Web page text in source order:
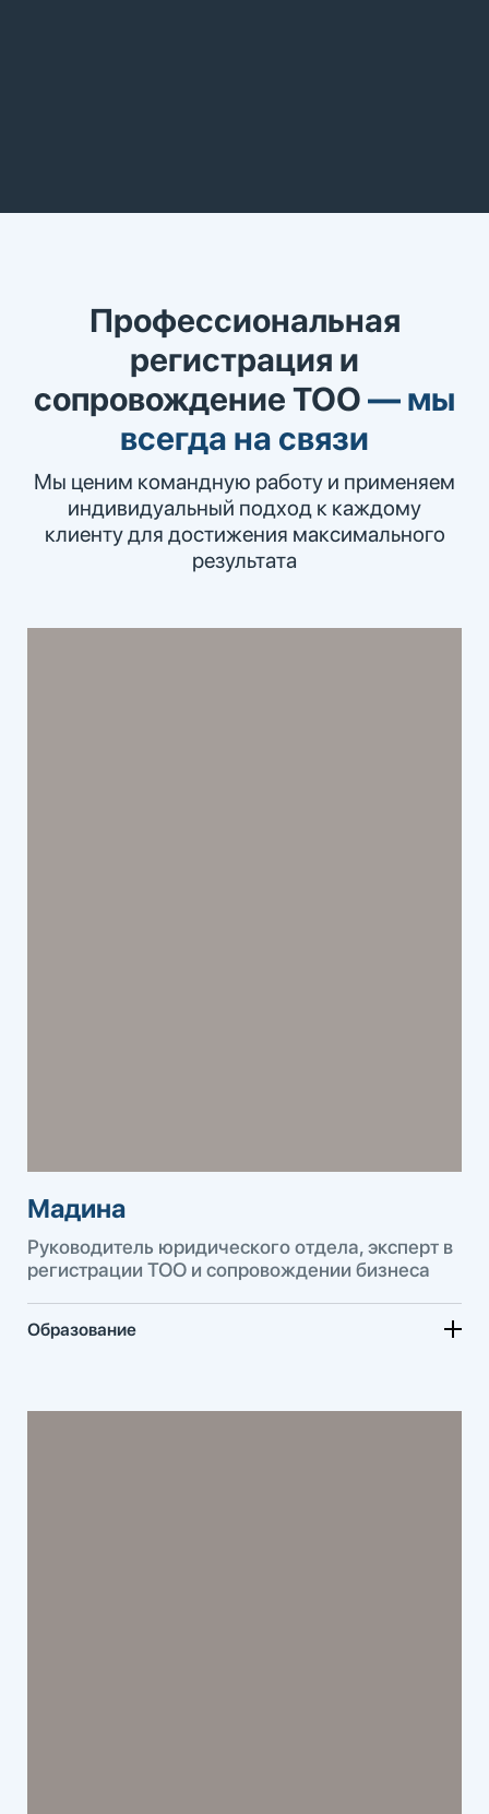
Профессиональная
регистрация и
сопровождение ТОО—мы
всегда на связи
Мы ценим командную работу и применяем
индивидуальный подход к каждому
клиенту для достижения максимального
результата
Мадина
Руководитель юридического отдела, эксперт в
регистрации ТОО и сопровождении бизнеса
Образование